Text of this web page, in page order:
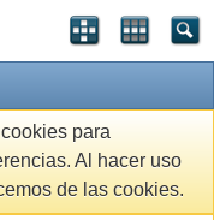
para
Al hacer uso
de las cookies.